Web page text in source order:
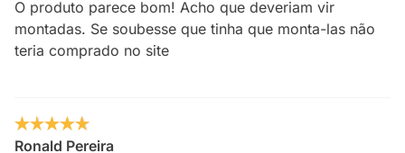
O produto parece bom! Acho que deveriam vir
montadas. Se soubesse que tinha que monta-las não
teria comprado no site
Ronald Pereira